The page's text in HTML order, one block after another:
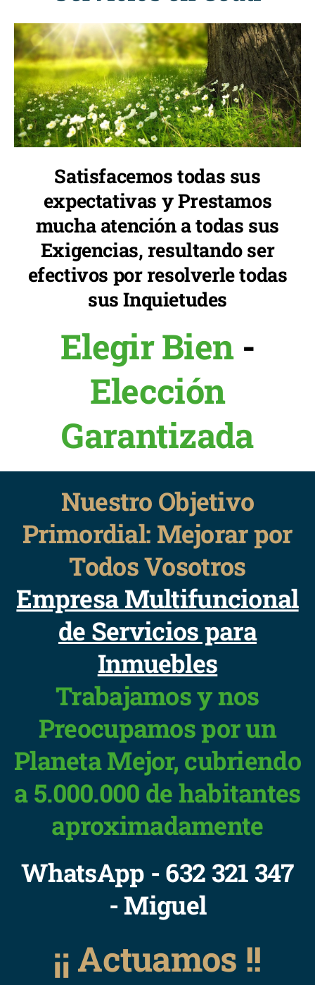
Satisfacemos todas sus
expectativas y Prestamos
mucha atención a todas sus
Exigencias, resultando ser
efectivos por resolverle todas
sus Inquietudes
Elegir Bien -
Elección
Garantizada
Nuestro Objetivo
Primordial: Mejorar por
Todos Vosotros
Empresa Multifuncional
de Servicios para
Inmuebles
Trabajamos y nos
Preocupamos por un
Planeta Mejor, cubriendo
a 5.000.000 de habitantes
aproximadamente
WhatsApp - 632 321 347
- Miguel
¡¡ Actuamos !!